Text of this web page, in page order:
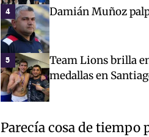
4 Damián Muñoz
5
Team Lions brilla
medallas en
Parecía cosa de tiempo